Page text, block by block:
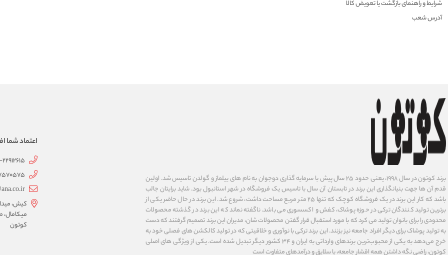
شرایط و راهنمای بازگشت یا تعویض کالا
آدرس شعب
برند کوتون در سال ۱۹۹۸، یعنی حدود ۲۵ سال پیش با سرمایه گذاری دوجوان به نام های ییلماز و گولدن تاسیس شد. اولین
قدم آن ها جهت بنیانگذاری این برند در تابستان آن سال با تاسیس یک فروشگاه در شهر استانبول بود. شاید برایتان جالب
باشد که کار این برند در یک فروشگاه کوچک که تنها ۲۵ متر مربع مساحت داشت، شروع شد. این برند در حال حاضر یکی از
برترین تولید کنندگان ترکی در حوزه پوشاک، کفش و اکسسوری می باشد. ناگفته نماند که این برند در گذشته محصولات
محدودی را برای بانوان تولید می کرد که با مورد استفبال قرار گفتن محصولات شان، مدیران این برند تصمیم گرفتند که دست
به تولید پوشاک برای دیگر افراد جامعه نیز بزنند. این برند ترکی با نوآوری ‌و خلاقیتی که در تولید کالکشن های فصلی خود به
خرج می‌دهد به یکی از محبوب‌ترین برندهای وارداتی به ایران و ۳۴ کشور دیگر تبدیل شده‌ است. یکی از ویژگی های اصلی
کوتون، راضی نگه داشتن همه اقشار جامعه، با سلایق و درآمدهای متفاوت است
اعتماد شما
22912615
کیش،
کوتون